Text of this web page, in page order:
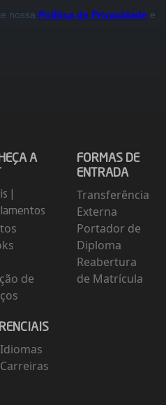
A
de
FORMAS DE
ENTRADA
Transferência
Externa
Portador de
Diploma
Reabertura
de Matrícula